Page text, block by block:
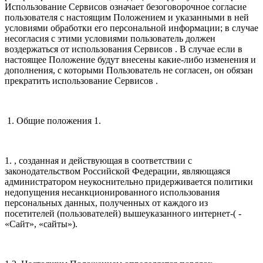
Использование Сервисов означает безоговорочное согласие
пользователя с настоящим Положением и указанными в ней
условиями обработки его персональной информации; в случае
несогласия с этими условиями пользователь должен
воздержаться от использования Сервисов . В случае если в
настоящее Положение будут внесены какие-либо изменения и
дополнения, с которыми Пользователь не согласен, он обязан
прекратить использование Сервисов .
1. Общие положения 1.
1. , созданная и действующая в соответствии с
законодательством Российской Федерации, являющаяся
администратором неукоснительно придерживается политики
недопущения несанкционированного использования
персональных данных, полученных от каждого из
посетителей (пользователей) вышеуказанного интернет-( -
«Сайт», «сайты»).